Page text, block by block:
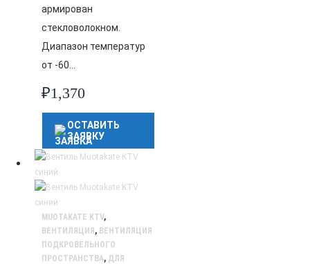
армирован
стекловолокном.
Диапазон температур
от -60…
₽1,370
ОСТАВИТЬ
ЗАЯВКУ
MUOTAKATE KTV,
ВЕНТИЛЯЦИЯ, ВЕНТИЛЯЦИЯ
ПОДКРОВЕЛЬНОГО
ПРОСТРАНСТВА, ДЛЯ